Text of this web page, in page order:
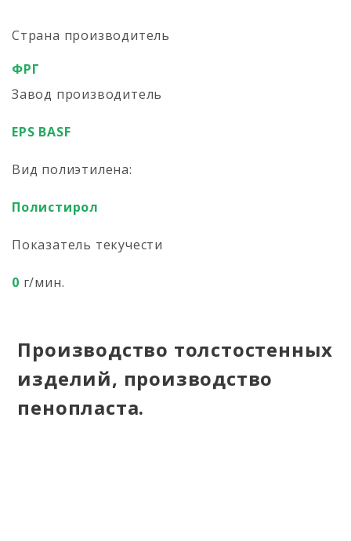
Страна производитель
ФРГ
Завод производитель
EPS BASF
Вид полиэтилена:
Полистирол
Показатель текучести
0 г/мин.
Производство толстостенных
изделий, производство
пенопласта.